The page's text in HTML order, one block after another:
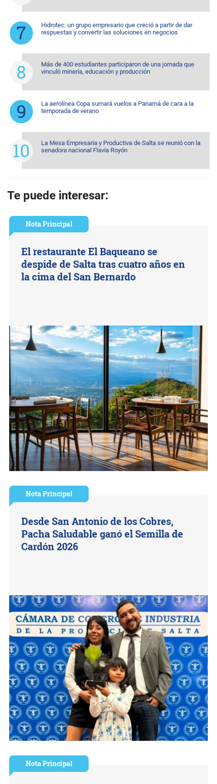
Hidrotec: un grupo empresario que creció a partir de dar
respuestas y convertir las soluciones en negocios
Más de 400 estudiantes participaron de una jornada que
vinculó minería, educación y producción
La aerolínea Copa sumará vuelos a Panamá de cara a la
temporada de verano
La Mesa Empresaria y Productiva de Salta se reunió con la
senadora nacional Flavia Royón
Te puede interesar:
Nota Principal
El restaurante El Baqueano se
despide de Salta tras cuatro años en
la cima del San Bernardo
Nota Principal
Desde San Antonio de los Cobres,
Pacha Saludable ganó el Semilla de
Cardón 2026
Nota Principal